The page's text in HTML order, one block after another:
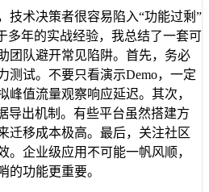
技术决策者很容易陷入“功能过剩”
多年的实战经验，我总结了一套可
团队避开常见陷阱。首先，务必
测试。不要只看演示Demo，一定
峰值流量观察响应延迟。其次，
导出机制。有些平台虽然搭建方
迁移成本极高。最后，关注社区
。企业级应用不可能一帆风顺，
的功能更重要。